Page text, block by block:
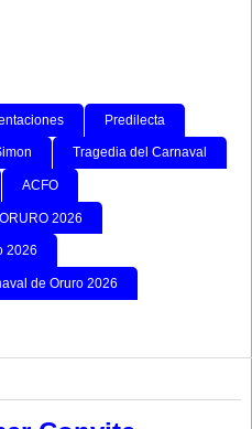
Predilecta
Tragedia del Carnaval
ACFO
2026
2026
de Oruro 2026